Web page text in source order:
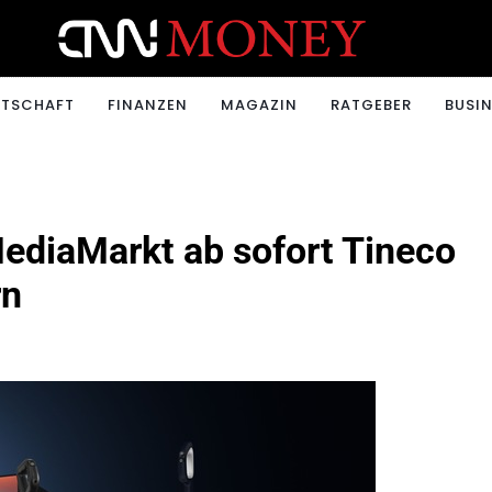
FINANZEN MAGAZIN RATGEBER
ab sofort Tineco